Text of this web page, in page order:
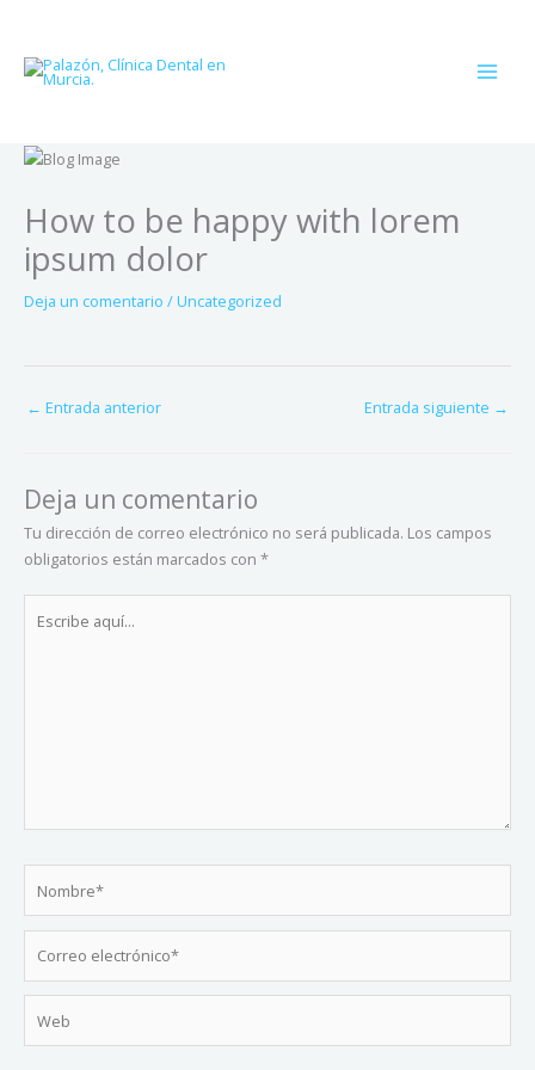
contenido
How to be happy with lorem
ipsum dolor
Deja un comentario /Uncategorized
← Entrada anterior Entrada siguiente →
Deja un comentario
Tu dirección de correo electrónico no será publicada. Los campos
obligatorios están marcados con *
aquí...
electrónico*